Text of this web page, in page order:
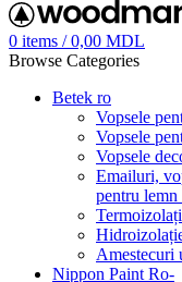
0 items / 0,00 MDL
Browse Categories
Betek ro
Vopsele
Vopsele
Vopsele
Emailuri,
pentru lemn
Amestecuri
Nippon Paint Ro-